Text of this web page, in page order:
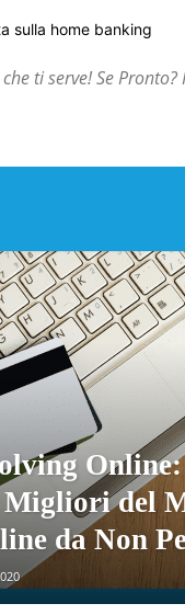
sulla home banking
ti serve! Se Pronto?
del
da Non